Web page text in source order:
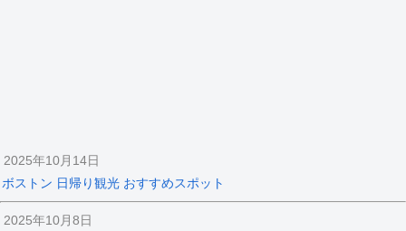
2025年10月14日
ボストン 日帰り観光 おすすめスポット
2025年10月8日